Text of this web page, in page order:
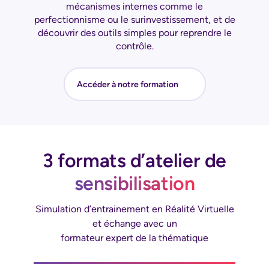
mécanismes internes comme le
perfectionnisme ou le surinvestissement, et de
découvrir des outils simples pour reprendre le
contrôle.
Accéder à notre formation
3 formats d’atelier de
sensibilisation
Simulation d’entrainement en Réalité Virtuelle
et échange avec un
formateur expert de la thématique